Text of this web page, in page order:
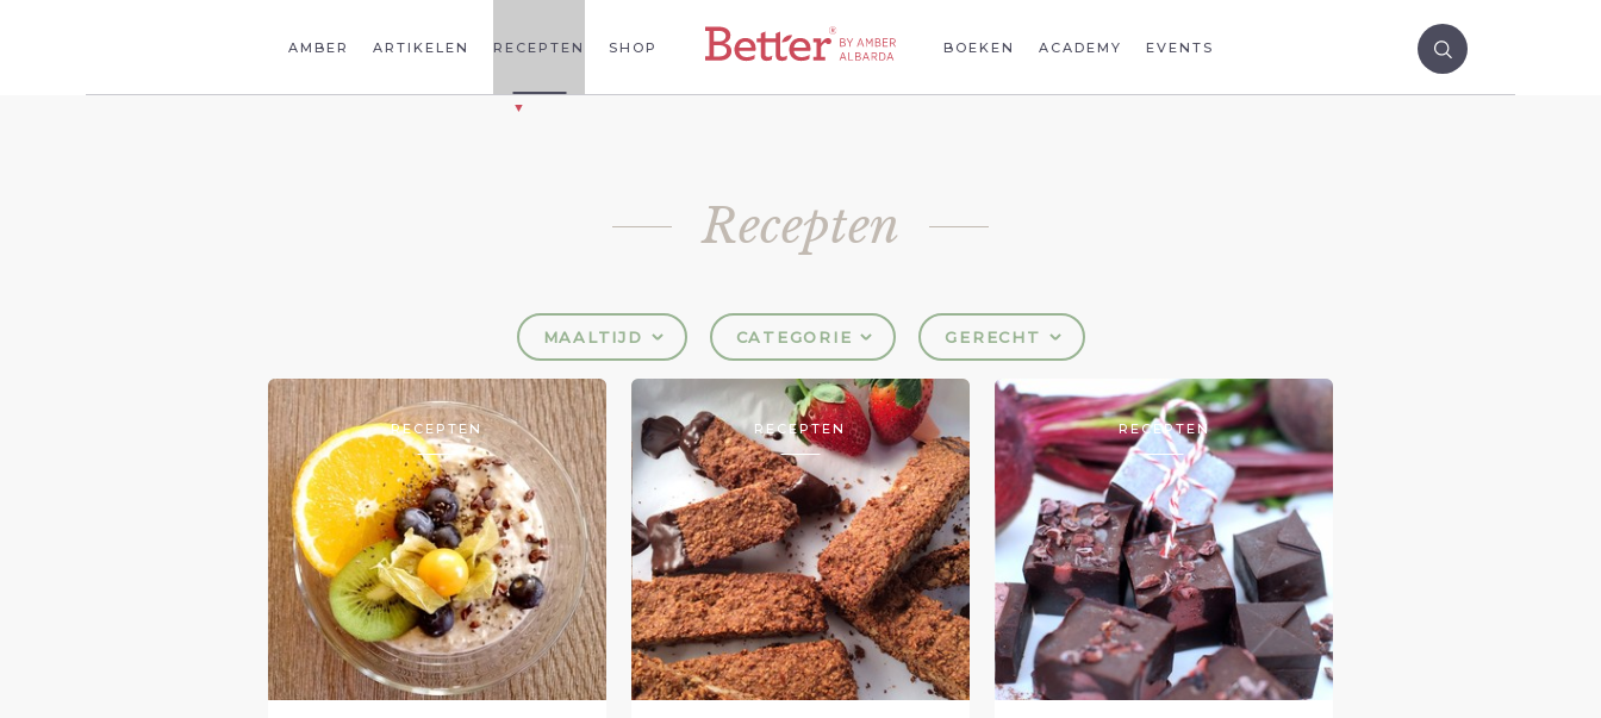
AMBER ARTIKELEN RECEPTEN SHOP BOEKEN ACADEMY EVENTS
Recepten
MAALTIJD CATEGORIE GERECHT
RECEPTEN RECEPTEN RECEPTEN